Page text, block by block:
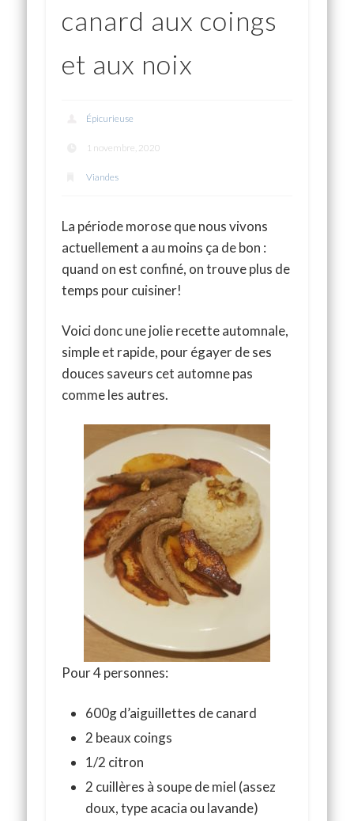
canard aux coings
et aux noix
Épicurieuse
1 novembre, 2020
Viandes
La période morose que nous vivons
actuellement a au moins ça de bon :
quand on est confiné, on trouve plus de
temps pour cuisiner!
Voici donc une jolie recette automnale,
simple et rapide, pour égayer de ses
douces saveurs cet automne pas
comme les autres.
Pour 4 personnes:
600g d’aiguillettes de canard
2 beaux coings
1/2 citron
2 cuillères à soupe de miel (assez
doux, type acacia ou lavande)